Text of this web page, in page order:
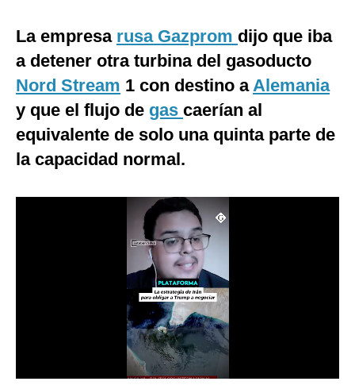
España
Internacional
Club del Suscriptor
Mix
G de Gestión
La empresa rusa Gazprom dijo que iba
a detener otra turbina del gasoducto
Nord Stream 1 con destino aAlemania
y que el flujo de gas caerían al
equivalente de solo una quinta parte de
la capacidad normal.